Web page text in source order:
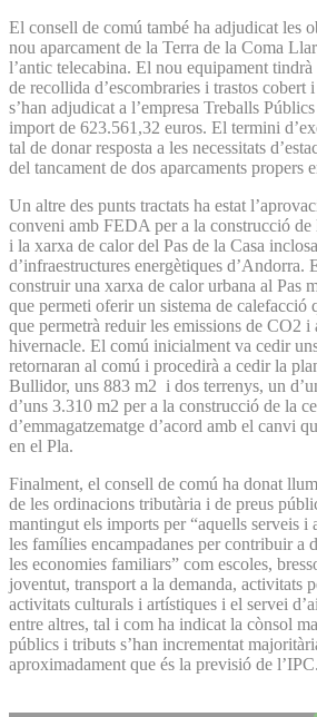
El consell de comú també ha adjudicat les
nou aparcament de la Terra de la Coma
l’antic telecabina. El nou equipament
de recollida d’escombraries i trastos cobert
s’han adjudicat a l’empresa Treballs
import de 623.561,32 euros. El termini
tal de donar resposta a les necessitats
del tancament de dos aparcaments propers
Un altre des punts tractats ha estat
conveni amb FEDA per a la construcció de
i la xarxa de calor del Pas de la Casa
d’infraestructures energètiques d’Andorra.
construir una xarxa de calor urbana al Pas
que permeti oferir un sistema de calefacció
que permetrà reduir les emissions de CO2 i
hivernacle. El comú inicialment va cedir
retornaran al comú i procedirà a cedir la
Bullidor, uns 883 m2 i dos terrenys, un
d’uns 3.310 m2 per a la construcció de la
d’emmagatzematge d’acord amb el canvi
en el Pla.
Finalment, el consell de comú ha donat
de les ordinacions tributària i de preus
mantingut els imports per “aquells serveis i
les famílies encampadanes per contribuir a
les economies familiars” com escoles,
joventut, transport a la demanda, activitats
activitats culturals i artístiques i el servei
entre altres, tal i com ha indicat la cònsol
públics i tributs s’han incrementat
aproximadament que és la previsió de l’IPC.